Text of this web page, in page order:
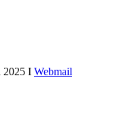
2025 I Webmail